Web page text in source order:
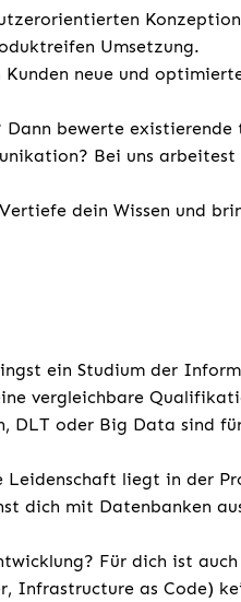
Umsetzung.
neue und
Dann bewerte existierende
Bei uns
dein Wissen und
ein Studium der
vergleichbare
DLT oder Big Data sind
Leidenschaft liegt in der
dich mit Datenbanken
Für dich ist
Infrastructure as Code)